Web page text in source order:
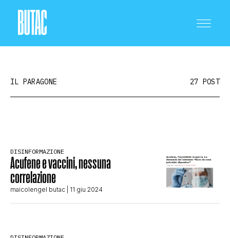
SCIENZA E TECNOLOGIA
SALUTE E MEDICINA
IL PARAGONE 27 POST
DISINFORMAZIONE
Acufene e vaccini, nessuna
correlazione
maicolengel butac | 11 giu 2024